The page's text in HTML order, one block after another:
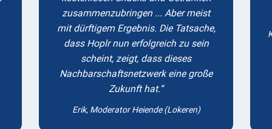
zusammenzubringen ... Aber meist
mit dürftigem Ergebnis. Die Tatsache,
dass Hoplr nun erfolgreich zu sein
scheint, zeigt, dass dieses
Nachbarschaftsnetzwerk eine große
Zukunft hat.
Erik, Moderator Heiende (Lokeren)